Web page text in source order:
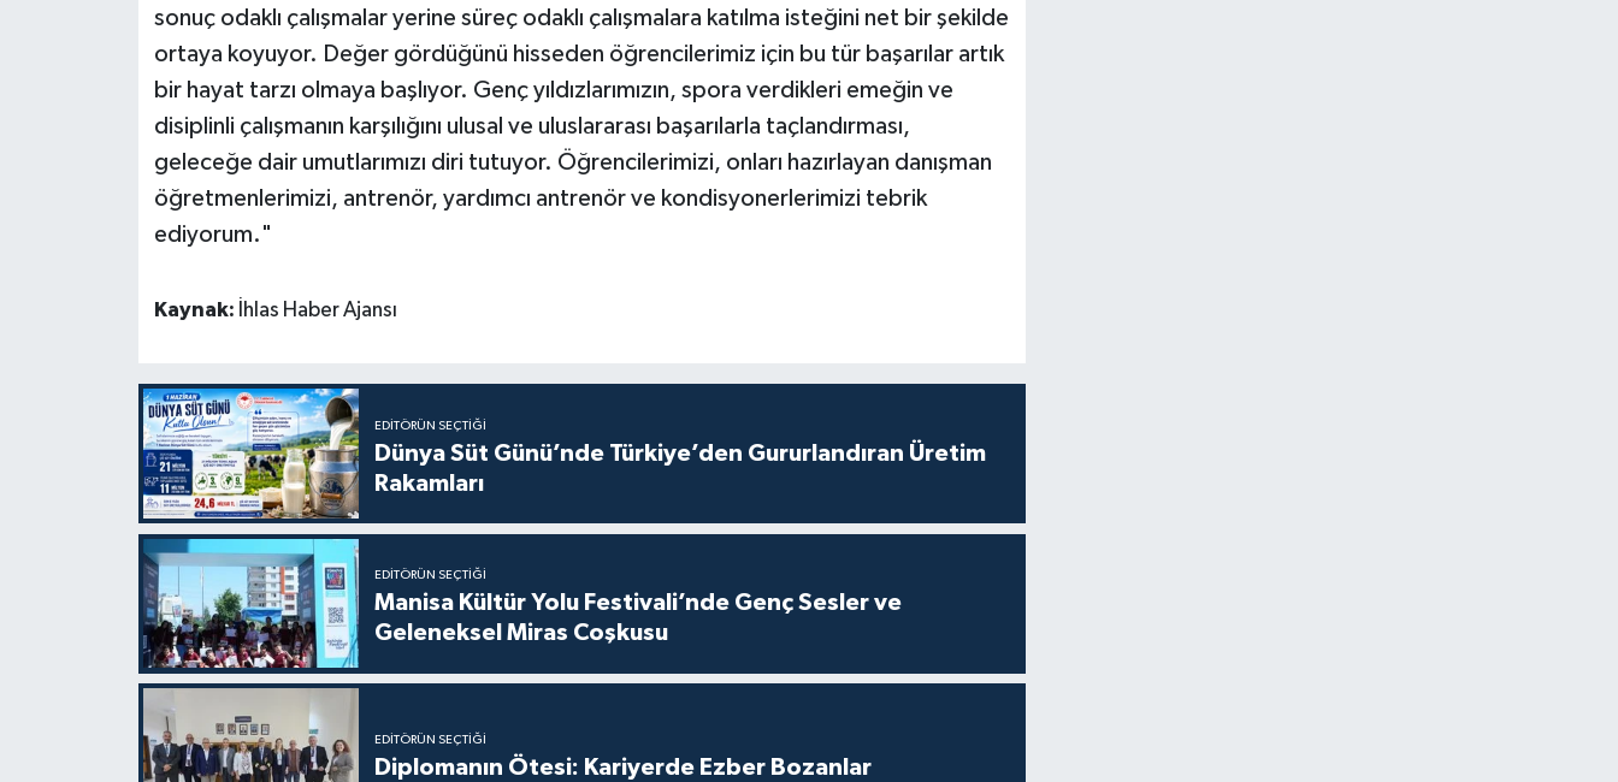
sonuç odaklı çalışmalar yerine süreç odaklı çalışmalara katılma isteğini net bir şekilde
ortaya koyuyor. Değer gördüğünü hisseden öğrencilerimiz için bu tür başarılar artık
bir hayat tarzı olmaya başlıyor. Genç yıldızlarımızın, spora verdikleri emeğin ve
disiplinli çalışmanın karşılığını ulusal ve uluslararası başarılarla taçlandırması,
geleceğe dair umutlarımızı diri tutuyor. Öğrencilerimizi, onları hazırlayan danışman
öğretmenlerimizi, antrenör, yardımcı antrenör ve kondisyonerlerimizi tebrik
ediyorum."
Kaynak: İhlas Haber Ajansı
EDITÖRÜN SEÇTIĞI
Dünya Süt Günü’nde Türkiye’den Gururlandıran Üretim
Rakamları
EDITÖRÜN SEÇTIĞI
Manisa Kültür Yolu Festivali’nde Genç Sesler ve
Geleneksel Miras Coşkusu
EDITÖRÜN SEÇTIĞI
Diplomanın Ötesi: Kariyerde Ezber Bozanlar